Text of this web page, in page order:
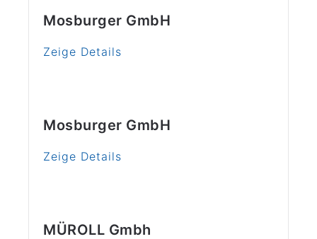
Mosburger GmbH
Zeige Details
Mosburger GmbH
Zeige Details
MÜROLL Gmbh